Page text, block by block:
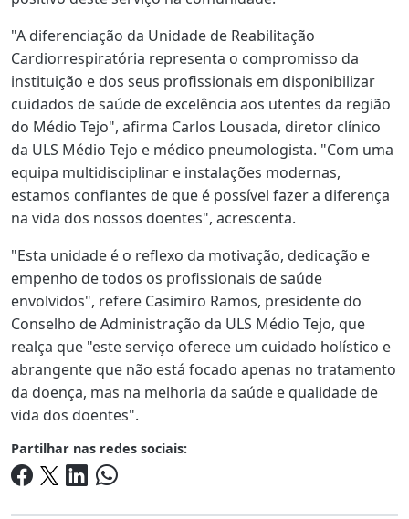
"A diferenciação da Unidade de Reabilitação
Cardiorrespiratória representa o compromisso da
instituição e dos seus profissionais em disponibilizar
cuidados de saúde de excelência aos utentes da região
do Médio Tejo", afirma Carlos Lousada, diretor clínico
da ULS Médio Tejo e médico pneumologista. "Com uma
equipa multidisciplinar e instalações modernas,
estamos confiantes de que é possível fazer a diferença
na vida dos nossos doentes", acrescenta.
"Esta unidade é o reflexo da motivação, dedicação e
empenho de todos os profissionais de saúde
envolvidos", refere Casimiro Ramos, presidente do
Conselho de Administração da ULS Médio Tejo, que
realça que "este serviço oferece um cuidado holístico e
abrangente que não está focado apenas no tratamento
da doença, mas na melhoria da saúde e qualidade de
vida dos doentes".
Partilhar nas redes sociais: